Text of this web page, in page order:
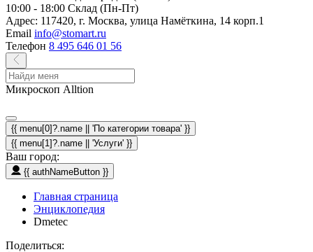
10:00 - 18:00 Склад (Пн-Пт)
Адрес: 117420, г. Москва, улица Намёткина, 14 корп.1
Email info@stomart.ru
Телефон 8 495 646 01 56
Микроскоп Alltion
{{ menu[0]?.name || 'По категории товара' }}
{{ menu[1]?.name || 'Услуги' }}
Ваш город:
{{ authNameButton }}
Главная страница
Энциклопедия
Dmetec
Поделиться: